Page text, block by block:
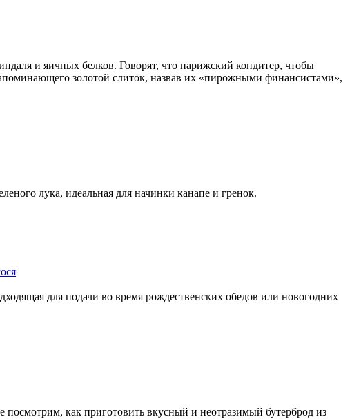
и яичных белков. Говорят, что парижский кондитер, чтобы
золотой слиток, назвав их «пирожными финансистами»,
лука, идеальная для начинки канапе и гренок.
для подачи во время рождественских обедов или новогодних
посмотрим, как приготовить вкусный и неотразимый бутерброд из